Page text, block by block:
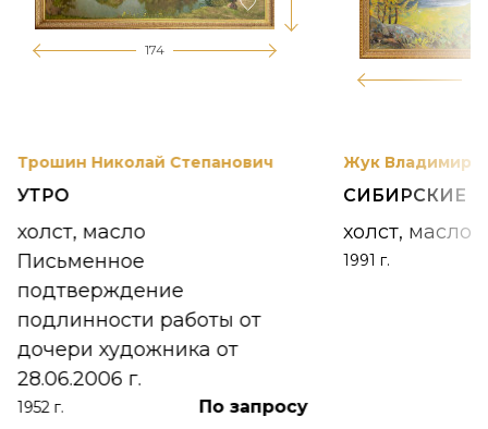
174
Трошин Николай Степанович
УТРО
холст, масло
Письменное
подтверждение
подлинности работы от
дочери художника от
28.06.2006 г.
1952 г. По запросу
Жук Владимир
СИБИРСКИЕ
холст, масло
1991 г.